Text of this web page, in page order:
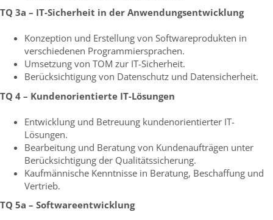
TQ 3a – IT-Sicherheit in der Anwendungsentwicklung
Konzeption und Erstellung von Softwareprodukten in
verschiedenen Programmiersprachen.
Umsetzung von TOM zur IT-Sicherheit.
Berücksichtigung von Datenschutz und Datensicherheit.
TQ 4 – Kundenorientierte IT-Lösungen
Entwicklung und Betreuung kundenorientierter IT-
Lösungen.
Bearbeitung und Beratung von Kundenaufträgen unter
Berücksichtigung der Qualitätssicherung.
Kaufmännische Kenntnisse in Beratung, Beschaffung und
Vertrieb.
TQ 5a – Softwareentwicklung